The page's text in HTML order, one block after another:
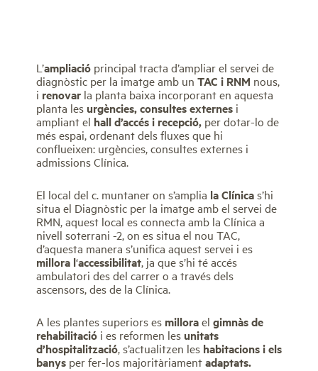
L’ampliacióprincipal tracta d’ampliar el servei de
diagnòstic per la imatge amb un TAC i RNM nous,
i renovarla planta baixa incorporant en aquesta
planta lesurgències, consultes externesi
ampliant el hall d’accés i recepció,per dotar-lo de
més espai, ordenant dels fluxes que hi
conflueixen: urgències, consultes externes i
admissions Clínica.
El local del c. muntaner on s’amplia la Clínicas’hi
situa el Diagnòstic per la imatge amb el servei de
RMN, aquest local es connecta amb la Clínica a
nivell soterrani -2, on es situa el nou TAC,
d’aquesta manera s’unifica aquest servei i es
millora l‘accessibilitat, ja que s’hi té accés
ambulatori des del carrer o a través dels
ascensors, des de la Clínica.
A les plantes superiors es millorael gimnàs de
rehabilitaciói es reformen lesunitats
d’hospitalització, s’actualitzen les habitacions i els
banysper fer-los majoritàriamentadaptats.